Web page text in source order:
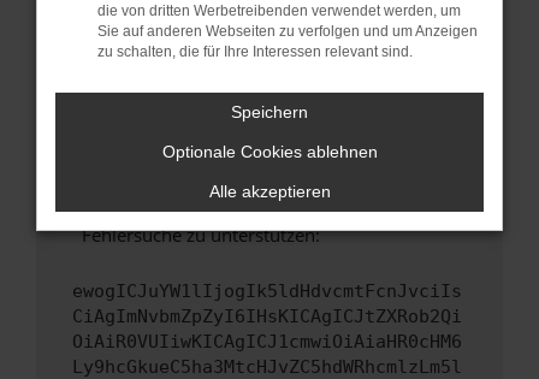
Sicherheitsrisiko, sondern kann auch dazu
führen, dass bestimmte Funktionen nicht mehr
unterstützt werden.
Wende dich an den Webseitenbetreiber.
Wenn du alle oben genannten Schritte versucht
hast, kontaktiere uns bitte. Wir werden
versuchen, das Problem zu beheben. Du kannst
uns diesen Text schicken, um uns bei der
Fehlersuche zu unterstützen:
ewogICJuYW1lIjogIk5ldHdvcmtFcnJvciIs
CiAgImNvbmZpZyI6IHsKICAgICJtZXRob2Qi
OiAiR0VUIiwKICAgICJ1cmwiOiAiaHR0cHM6
Ly9hcGkueC5ha3MtcHJvZC5hdWRhcmlzLm5l
die von dritten Werbetreibenden verwendet werden, um
Sie auf anderen Webseiten zu verfolgen und um Anzeigen
zu schalten, die für Ihre Interessen relevant sind.
Speichern
Optionale Cookies ablehnen
Alle akzeptieren